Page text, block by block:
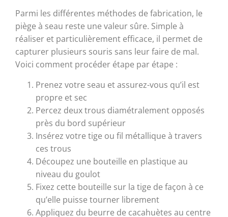
Parmi les différentes méthodes de fabrication, le
piège à seau reste une valeur sûre. Simple à
réaliser et particulièrement efficace, il permet de
capturer plusieurs souris sans leur faire de mal.
Voici comment procéder étape par étape :
Prenez votre seau et assurez-vous qu’il est
propre et sec
Percez deux trous diamétralement opposés
près du bord supérieur
Insérez votre tige ou fil métallique à travers
ces trous
Découpez une bouteille en plastique au
niveau du goulot
Fixez cette bouteille sur la tige de façon à ce
qu’elle puisse tourner librement
Appliquez du beurre de cacahuètes au centre